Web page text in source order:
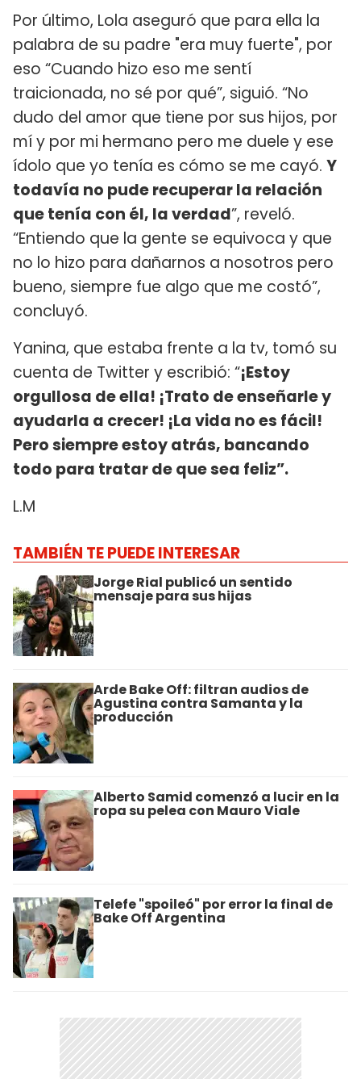
Por último, Lola aseguró que para ella la
palabra de su padre "era muy fuerte", por
eso “Cuando hizo eso me sentí
traicionada, no sé por qué”, siguió. “No
dudo del amor que tiene por sus hijos, por
mí y por mi hermano pero me duele y ese
ídolo que yo tenía es cómo se me cayó. Y
todavía no pude recuperar la relación
que tenía con él, la verdad”, reveló.
“Entiendo que la gente se equivoca y que
no lo hizo para dañarnos a nosotros pero
bueno, siempre fue algo que me costó”,
concluyó.
Yanina, que estaba frente a la tv, tomó su
cuenta de Twitter y escribió: “¡Estoy
orgullosa de ella! ¡Trato de enseñarle y
ayudarla a crecer! ¡La vida no es fácil!
Pero siempre estoy atrás, bancando
todo para tratar de que sea feliz”.
L.M
TAMBIÉN TE PUEDE INTERESAR
Jorge Rial publicó un sentido
mensaje para sus hijas
Arde Bake Off: filtran audios de
Agustina contra Samanta y la
producción
Alberto Samid comenzó a lucir en la
ropa su pelea con Mauro Viale
Telefe "spoileó" por error la final de
Bake Off Argentina